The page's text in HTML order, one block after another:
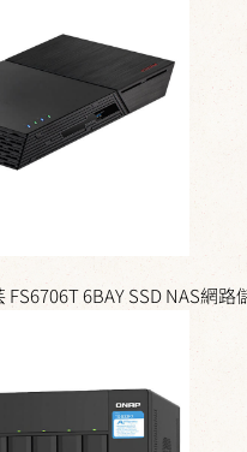
FS6706T 6BAY SSD NAS網路